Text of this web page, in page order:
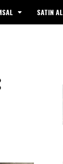
SATIN AL